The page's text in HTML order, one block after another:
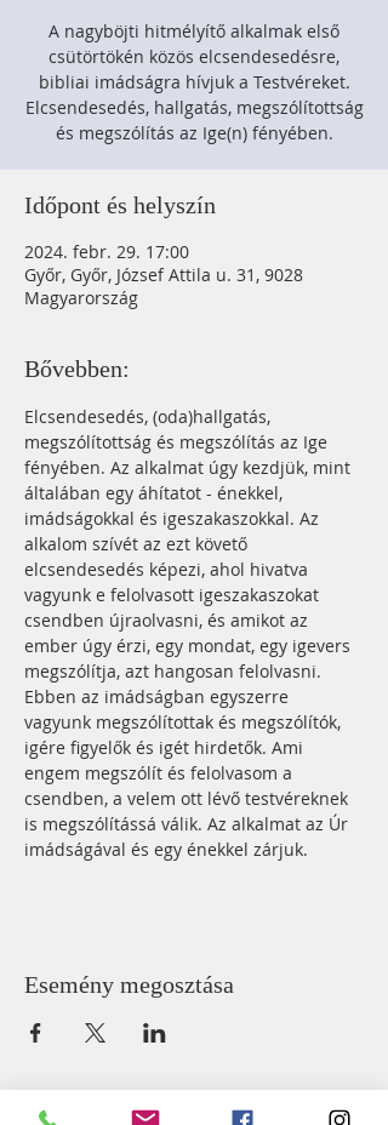
A nagyböjti hitmélyítő alkalmak első
csütörtökén közös elcsendesedésre,
bibliai imádságra hívjuk a Testvéreket.
Elcsendesedés, hallgatás, megszólítottság
és megszólítás az Ige(n) fényében.
Időpont és helyszín
2024. febr. 29. 17:00
Győr, Győr, József Attila u. 31, 9028
Magyarország
Bővebben:
Elcsendesedés, (oda)hallgatás,
megszólítottság és megszólítás az Ige
fényében. Az alkalmat úgy kezdjük, mint
általában egy áhítatot - énekkel,
imádságokkal és igeszakaszokkal. Az
alkalom szívét az ezt követő
elcsendesedés képezi, ahol hivatva
vagyunk e felolvasott igeszakaszokat
csendben újraolvasni, és amikot az
ember úgy érzi, egy mondat, egy igevers
megszólítja, azt hangosan felolvasni.
Ebben az imádságban egyszerre
vagyunk megszólítottak és megszólítók,
igére figyelők és igét hirdetők. Ami
engem megszólít és felolvasom a
csendben, a velem ott lévő testvéreknek
is megszólítássá válik. Az alkalmat az Úr
imádságával és egy énekkel zárjuk.
Esemény megosztása